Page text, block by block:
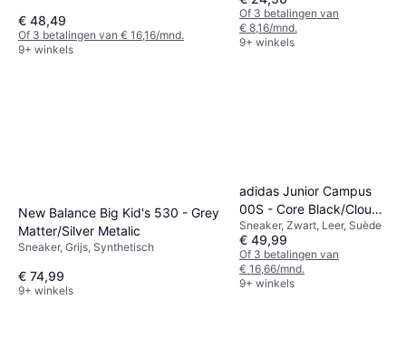
Synthetisch
€ 48,49
Of 3 betalingen van € 16,16/mnd.
9+ winkels
Of 3 betalingen van
€ 8,16/mnd.
9+ winkels
New Balance Big Kid's 530 - Grey
Matter/Silver Metalic
Sneaker, Grijs, Synthetisch
€ 74,99
9+ winkels
adidas Junior Campus
00S - Core Black/Cloud
White/Cloud White
Sneaker, Zwart, Leer, Suède
€ 49,99
Of 3 betalingen van
€ 16,66/mnd.
9+ winkels